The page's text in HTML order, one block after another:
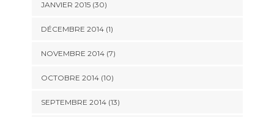
JANVIER 2015 (30)
DÉCEMBRE 2014 (1)
NOVEMBRE 2014 (7)
OCTOBRE 2014 (10)
SEPTEMBRE 2014 (13)